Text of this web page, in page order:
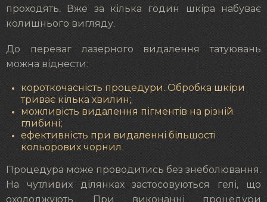
проходять. Вже за кілька годин шкіра набуває
колишнього вигляду.
До переваг лазерного видалення татуювань
можна віднести:
короткочасність процедури. Обробка шкіри
триває кілька хвилин;
можливість видалення пігментів на різній
глибині;
ефективність при видаленні більшості
кольорових чорнил.
Процедура може проводитись без знеболювання.
На чутливих ділянках застосовуються гелі, що
охолоджують. При виконанні процедури